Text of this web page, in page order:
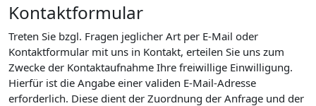
Kontaktformular
Treten Sie bzgl. Fragen jeglicher Art per E-Mail oder
Kontaktformular mit uns in Kontakt, erteilen Sie uns zum
Zwecke der Kontaktaufnahme Ihre freiwillige Einwilligung.
Hierfür ist die Angabe einer validen E-Mail-Adresse
erforderlich. Diese dient der Zuordnung der Anfrage und der